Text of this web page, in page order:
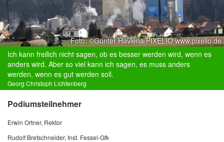
Foto: ©Günter Havlena/PIXELIO www.pixelio.de
Ich kann freilich nicht sagen, ob es besser werden wird, wenn es
anders wird. Aber so viel kann ich sagen, es muss anders
werden, wenn es gut werden soll.
Georg Christoph Lichtenberg
Podiumsteilnehmer
Erwin Ortner, Rektor
Rudolf Bretschneider, Inst. Fessel-Gfk